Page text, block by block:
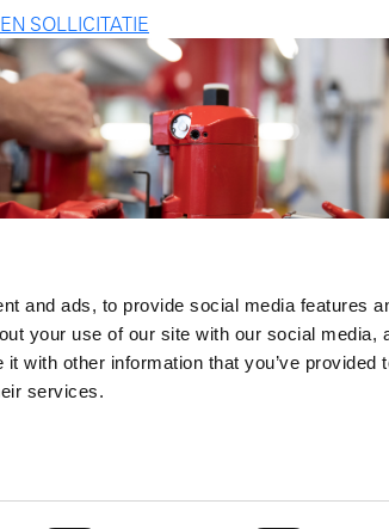
and ads, to provide social media features
your use of our site with our social media,
with other information that you’ve provided
services.
SOLLICITATIE